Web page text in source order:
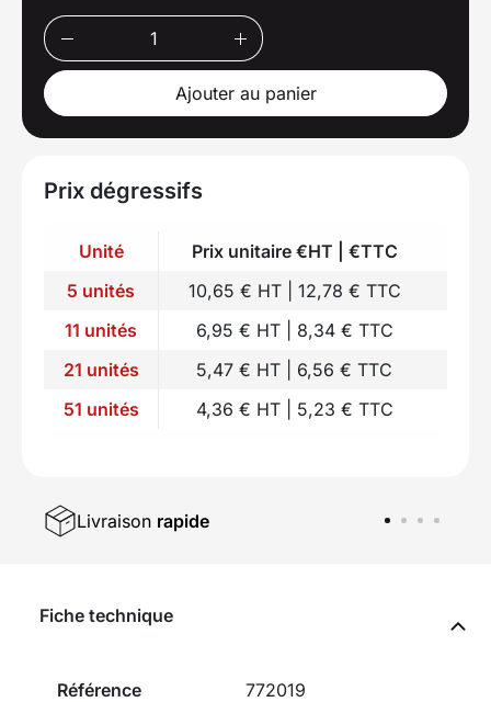
Ajouter au panier
Prix dégressifs
Unité
Prix unitaire €HT | €TTC
5 unités
10,65 € HT | 12,78 € TTC
11 unités
6,95 € HT | 8,34 € TTC
21 unités
5,47 € HT | 6,56 € TTC
51 unités
4,36 € HT | 5,23 € TTC
Livraison rapide
Fiche technique
Référence 772019